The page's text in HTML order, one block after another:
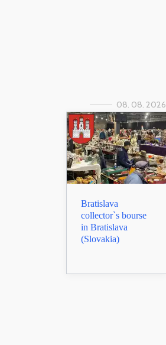
08. 08. 2026
Bratislava
collector`s bourse
in Bratislava
(Slovakia)